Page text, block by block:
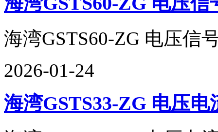
海湾GSTS60-ZG 电压信
2026-01-24
海湾GSTS33-ZG 电压